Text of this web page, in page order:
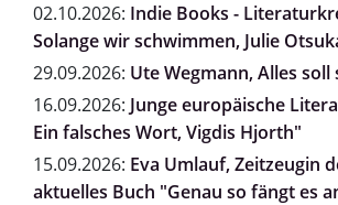
02.10.2026: Indie Books -
Solange wir schwimmen, Julie
29.09.2026: Ute Wegmann, Alles
16.09.2026: Junge europäische
Ein falsches Wort, Vigdis Hjorth"
15.09.2026: Eva Umlauf, Zeitzeugin
aktuelles Buch "Genau so fängt es